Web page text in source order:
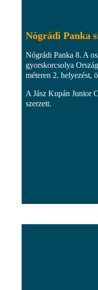
Nógrádi Panka
Nógrádi Panka 8. A
gyorskorcsolya
méteren 2. helyezést,
A Jász Kupán Junior
szerzett.